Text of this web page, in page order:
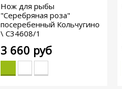
Нож для рыбы
"Серебряная роза"
посеребенный Кольчугино
\ С34608/1
3 660 руб